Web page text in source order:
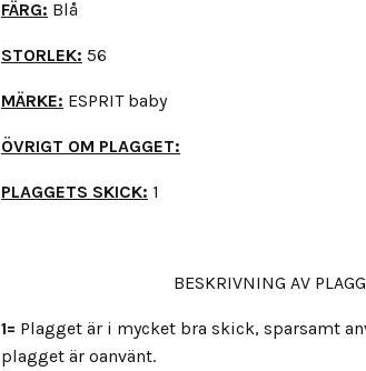
FÄRG: Blå
STORLEK: 56
MÄRKE: ESPRIT baby
ÖVRIGT OM PLAGGET:
PLAGGETS SKICK: 1
BESKRIVNING AV
1= Plagget är i mycket bra skick, sparsamt
plagget är oanvänt.